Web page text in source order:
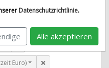
Euro)
Datenschutzrichtlinie.
Alle akzeptieren